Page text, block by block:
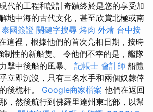
代的工程和設計奇蹟終於是您的享受加
地中海的古代文化，甚至欣賞北極或南
泰國簽證 關鍵字搜尋 烤肉 外燴 台中按
這裡，根據他們的首次亮相日期，按時
制性的新船隻。 令他們不幸的是，艦隊
擊中後船的風暴。 記帳士 會計師 船體
立即沉沒，只有三名水手和兩個奴隸倖
後桅杆。 Google商家檔案 他們在返回
，然後航行到佛羅里達州東北部，以幫